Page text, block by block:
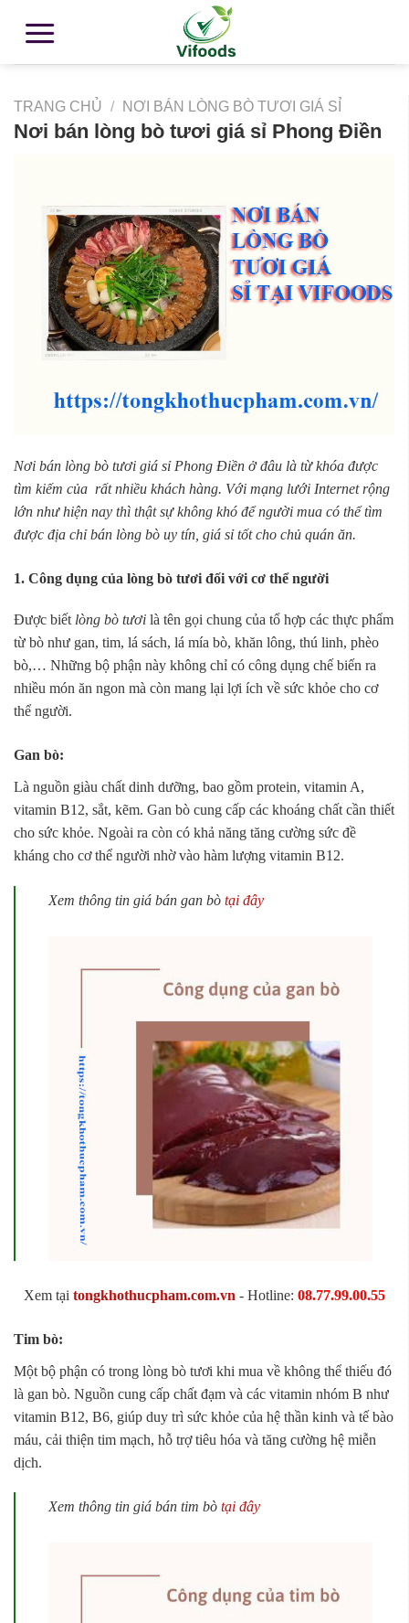
TRANG CHỦ / NƠI BÁN LÒNG BÒ TƯƠI GIÁ SỈ
Nơi bán lòng bò tươi giá sỉ Phong Điền
Nơi bán lòng bò tươi giá sỉ Phong Điền ở đâu là từ khóa được
tìm kiếm của rất nhiều khách hàng. Với mạng lưới Internet rộng
lớn như hiện nay thì thật sự không khó để người mua có thể tìm
được địa chỉ bán lòng bò uy tín, giá sỉ tốt cho chủ quán ăn.
1. Công dụng của lòng bò tươi đối với cơ thể người
Được biết lòng bò tươi là tên gọi chung của tổ hợp các thực phẩm
từ bò như gan, tim, lá sách, lá mía bò, khăn lông, thú linh, phèo
bò,… Những bộ phận này không chỉ có công dụng chế biến ra
nhiều món ăn ngon mà còn mang lại lợi ích về sức khỏe cho cơ
thể người.
Gan bò:
Là nguồn giàu chất dinh dưỡng, bao gồm protein, vitamin A,
vitamin B12, sắt, kẽm. Gan bò cung cấp các khoáng chất cần thiết
cho sức khỏe. Ngoài ra còn có khả năng tăng cường sức đề
kháng cho cơ thể người nhờ vào hàm lượng vitamin B12.
Xem thông tin giá bán gan bò tại đây
Xem tại tongkhothucpham.com.vn - Hotline: 08.77.99.00.55
Tim bò:
Một bộ phận có trong lòng bò tươi khi mua về không thể thiếu đó
là gan bò. Nguồn cung cấp chất đạm và các vitamin nhóm B như
vitamin B12, B6, giúp duy trì sức khỏe của hệ thần kinh và tế bào
máu, cải thiện tim mạch, hỗ trợ tiêu hóa và tăng cường hệ miễn
dịch.
Xem thông tin giá bán tim bò tại đây